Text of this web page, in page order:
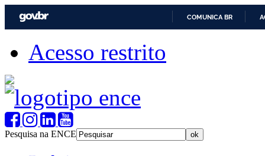
COMUNICA BR
Acesso restrito
Pesquisa na ENCE